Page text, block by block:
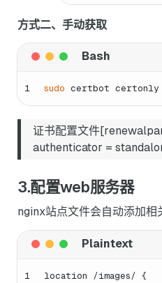
方式二、手动获取
1 sudo certbot certonly
证书配置文件
authenticator =
3.配置web服务器
nginx站点文件会自动添加相
1
location /images/ {